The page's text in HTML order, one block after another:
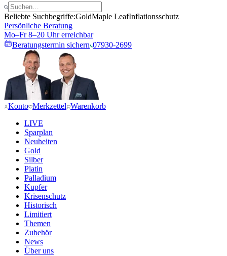
Beliebte Suchbegriffe:GoldMaple LeafInflationsschutz
Persönliche Beratung
Mo–Fr 8–20 Uhr erreichbar
Beratungstermin sichern 07930-2699
Konto Merkzettel Warenkorb
LIVE
Sparplan
Neuheiten
Gold
Silber
Platin
Palladium
Kupfer
Krisenschutz
Historisch
Limitiert
Themen
Zubehör
News
Über uns